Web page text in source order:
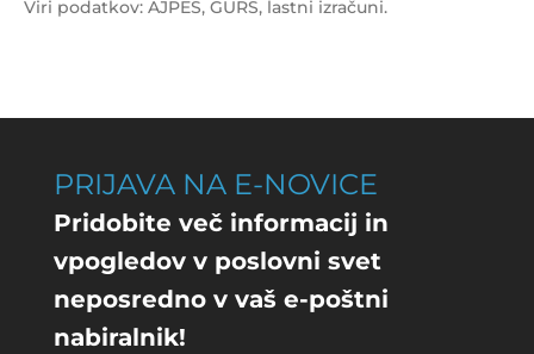
Viri podatkov: AJPES, GURS, lastni izračuni.
PRIJAVA NA E-NOVICE
Pridobite več informacij in
vpogledov v poslovni svet
neposredno v vaš e-poštni
nabiralnik!